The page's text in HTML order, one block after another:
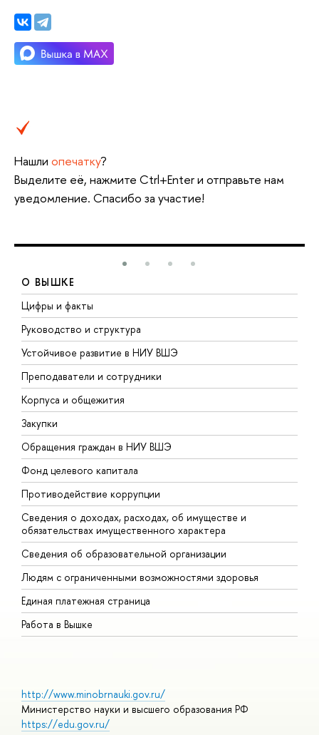
Нашли опечатку?
Выделите её, нажмите Ctrl+Enter и отправьте нам
уведомление. Спасибо за участие!
О ВЫШКЕ
Цифры и факты
Руководство и структура
Устойчивое развитие в НИУ ВШЭ
Преподаватели и сотрудники
Корпуса и общежития
Закупки
Обращения граждан в НИУ ВШЭ
Фонд целевого капитала
Противодействие коррупции
Сведения о доходах, расходах, об имуществе и
обязательствах имущественного характера
Сведения об образовательной организации
Людям с ограниченными возможностями здоровья
Единая платежная страница
Работа в Вышке
http://www.minobrnauki.gov.ru/
Министерство науки и высшего образования РФ
https://edu.gov.ru/